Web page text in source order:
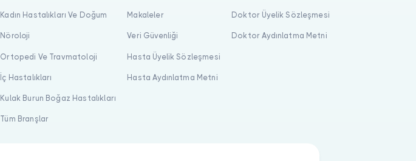
Kadın Hastalıkları Ve Doğum
Nöroloji
Ortopedi Ve Travmatoloji
İç Hastalıkları
Kulak Burun Boğaz Hastalıkları
Tüm Branşlar
Makaleler
Veri Güvenliği
Hasta Üyelik Sözleşmesi
Hasta Aydınlatma Metni
Doktor Üyelik Sözleşmesi
Doktor Aydınlatma Metni